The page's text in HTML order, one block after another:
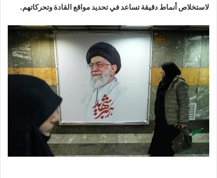
لاستخلاص أنماط دقيقة تساعد في تحديد مواقع القادة وتحركاتهم.